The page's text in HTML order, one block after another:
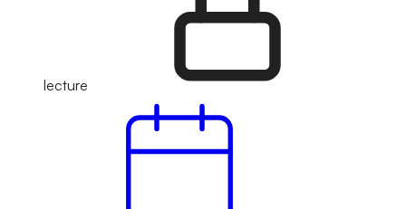
lecture